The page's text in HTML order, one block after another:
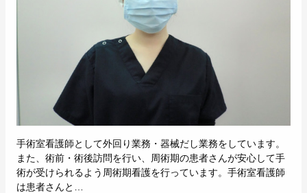
手術室看護師として外回り業務・器械だし業務をしています。
また、術前・術後訪問を行い、周術期の患者さんが安心して手
術が受けられるよう周術期看護を行っています。手術室看護師
は患者さんと…